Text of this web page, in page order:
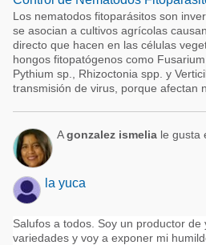
Los nematodos fitoparásitos son
se asocian a cultivos agrícolas
directo que hacen en las células
hongos fitopatógenos como
Pythium sp., Rhizoctonia spp. y
transmisión de virus, porque afectan
Agonzalez ismelia le gusta
la yuca
Salufos a todos. Soy un productor de
variedades y voy a exponer mi